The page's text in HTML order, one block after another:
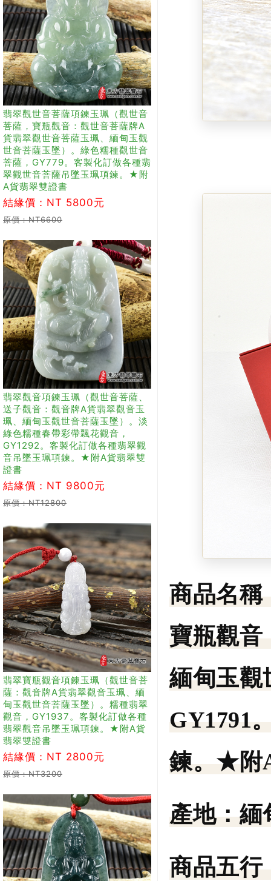
翡翠觀世音菩薩項鍊玉珮（觀世音
菩薩，寶瓶觀音：觀世音菩薩牌A
貨翡翠觀世音菩薩玉珮、緬甸玉觀
世音菩薩玉墜）。綠色糯種觀世音
菩薩，GY779。客製化訂做各種翡
翠觀世音菩薩吊墜玉珮項鍊。★附
A貨翡翠雙證書
結緣價：NT 5800元
原價：NT6600
翡翠觀音項鍊玉珮（觀世音菩薩、
送子觀音：觀音牌A貨翡翠觀音玉
珮、緬甸玉觀世音菩薩玉墜）。淡
綠色糯種春帶彩帶飄花觀音，
GY1292。客製化訂做各種翡翠觀
音吊墜玉珮項鍊。★附A貨翡翠雙
證書
結緣價：NT 9800元
原價：NT12800
翡翠寶瓶觀音項鍊玉珮（觀世音菩
薩：觀音牌A貨翡翠觀音玉珮、緬
甸玉觀世音菩薩玉墜）。糯種翡翠
觀音，GY1937。客製化訂做各種
翡翠觀音吊墜玉珮項鍊。★附A貨
翡翠雙證書
結緣價：NT 2800元
原價：NT3200
商品名稱
寶瓶觀音
緬甸玉觀
GY1791
鍊。★附
產地： 緬
商品五行